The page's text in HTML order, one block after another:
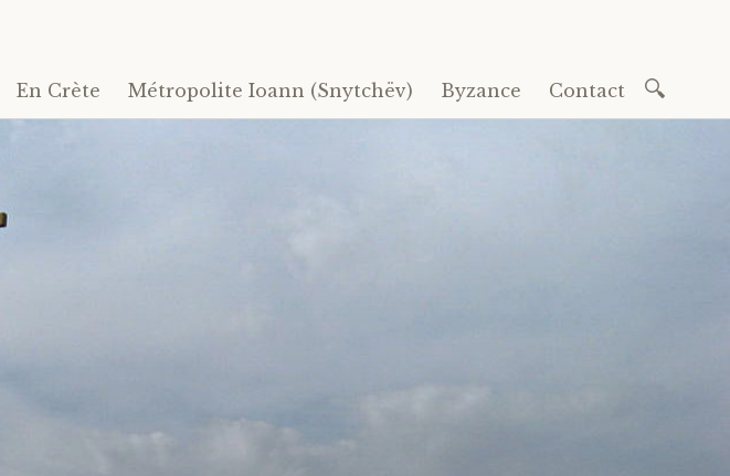
En Crète Métropolite Ioann (Snytchëv) Byzance Contact